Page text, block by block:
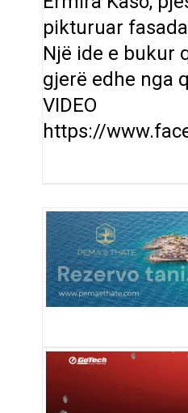
pikturuar
Një ide e bukur
gjerë edhe nga
VIDEO
https://